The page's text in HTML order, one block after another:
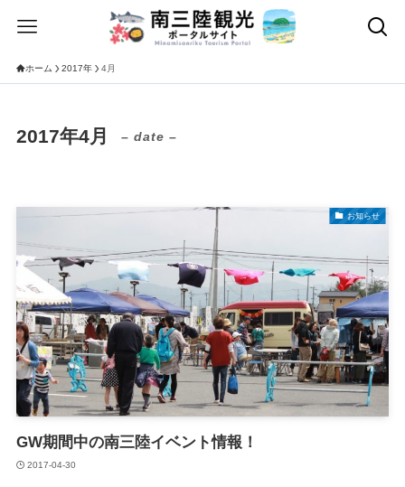
ホーム 2017年 4月
2017年4月 – date –
お知らせ
GW期間中の南三陸イベント情報！
2017-04-30